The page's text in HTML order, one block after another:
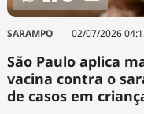
SARAMPO 02/07/2026
São Paulo aplica
vacina contra o
de casos em